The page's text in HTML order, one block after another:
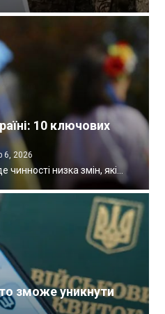
10 ключових
6, 2026
чинності низка змін, які…
зможе уникнути